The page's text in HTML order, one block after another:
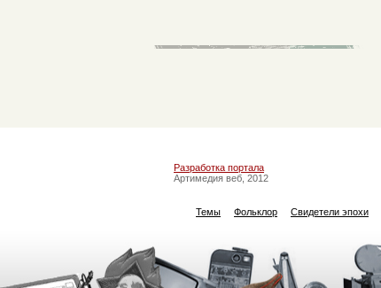
Разработка портала
Артимедия веб, 2012
Темы Фольклор Свидетели эпохи